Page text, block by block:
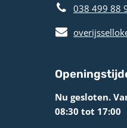
038 499 88
Nu gesloten.
08:30 tot 17:00